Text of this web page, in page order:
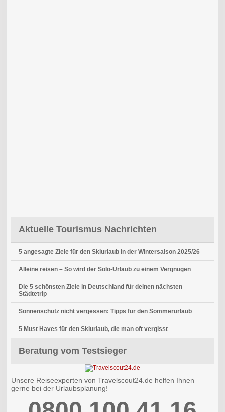
Aktuelle Tourismus Nachrichten
5 angesagte Ziele für den Skiurlaub in der Wintersaison 2025/26
Alleine reisen – So wird der Solo-Urlaub zu einem Vergnügen
Die 5 schönsten Ziele in Deutschland für deinen nächsten
Städtetrip
Sonnenschutz nicht vergessen: Tipps für den Sommerurlaub
5 Must Haves für den Skiurlaub, die man oft vergisst
Beratung vom Testsieger
Unsere Reiseexperten von Travelscout24.de helfen Ihnen
gerne bei der Urlaubsplanung!